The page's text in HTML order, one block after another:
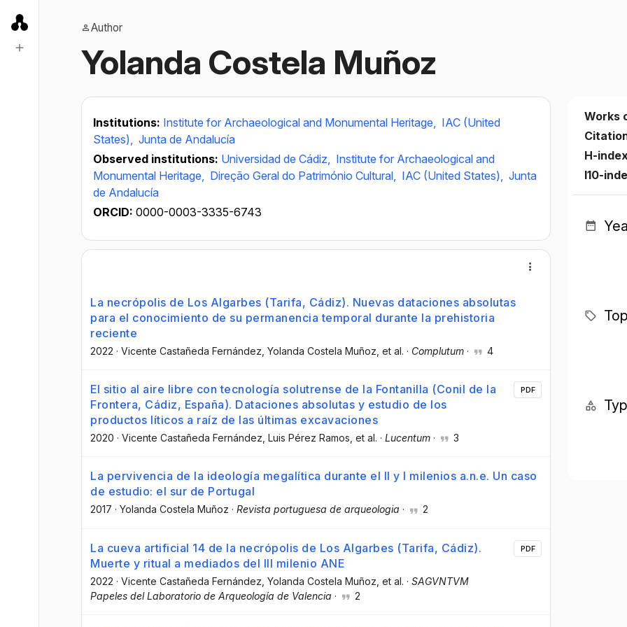
Author
Yolanda Costela Muñoz
Institutions: Institute for Archaeological and Monumental Heritage, IAC (United
States), Junta de Andalucía
Observed institutions: Universidad de Cádiz, Institute for Archaeological and
Monumental Heritage, Direção Geral do Património Cultural, IAC (United States), Junta
de Andalucía
ORCID: 0000-0003-3335-6743
La necrópolis de Los Algarbes (Tarifa, Cádiz). Nuevas dataciones absolutas
para el conocimiento de su permanencia temporal durante la prehistoria
reciente
2022 · Vicente Castañeda Fernández , Yolanda Costela Muñoz , et al. · Complutum · 4
El sitio al aire libre con tecnología solutrense de la Fontanilla (Conil de la
Frontera, Cádiz, España). Dataciones absolutas y estudio de los
productos líticos a raíz de las últimas excavaciones
2020 · Vicente Castañeda Fernández , Luis Pérez Ramos , et al. · Lucentum · 3
PDF
La pervivencia de la ideología megalítica durante el II y I milenios a.n.e. Un caso
de estudio: el sur de Portugal
2017 · Yolanda Costela Muñoz · Revista portuguesa de arqueologia · 2
La cueva artificial 14 de la necrópolis de Los Algarbes (Tarifa, Cádiz).
Muerte y ritual a mediados del III milenio ANE
2022 · Vicente Castañeda Fernández , Yolanda Costela Muñoz , et al. · SAGVNTVM
Papeles del Laboratorio de Arqueología de Valencia · 2
PDF
Works
H-
I10-